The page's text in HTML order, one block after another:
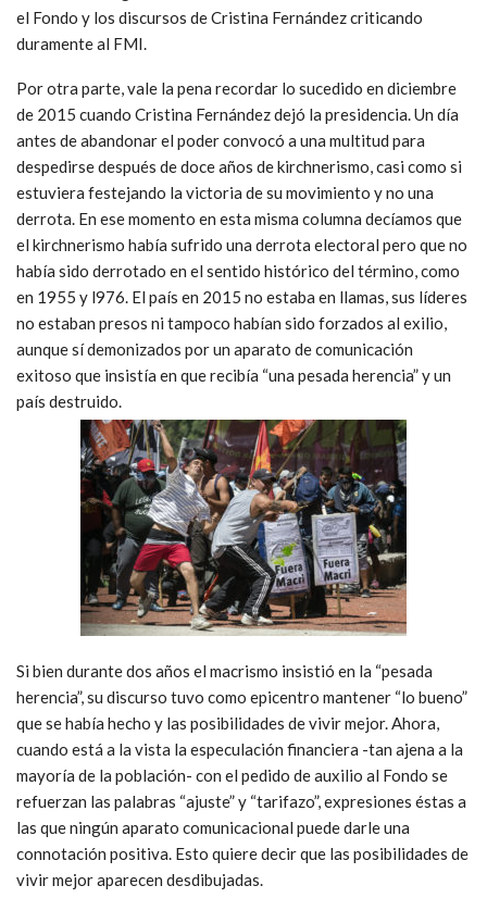
el Fondo y los discursos de Cristina Fernández criticando
duramente al FMI.
Por otra parte, vale la pena recordar lo sucedido en diciembre
de 2015 cuando Cristina Fernández dejó la presidencia. Un día
antes de abandonar el poder convocó a una multitud para
despedirse después de doce años de kirchnerismo, casi como si
estuviera festejando la victoria de su movimiento y no una
derrota. En ese momento en esta misma columna decíamos que
el kirchnerismo había sufrido una derrota electoral pero que no
había sido derrotado en el sentido histórico del término, como
en 1955 y l976. El país en 2015 no estaba en llamas, sus líderes
no estaban presos ni tampoco habían sido forzados al exilio,
aunque sí demonizados por un aparato de comunicación
exitoso que insistía en que recibía “una pesada herencia” y un
país destruido.
Si bien durante dos años el macrismo insistió en la “pesada
herencia”, su discurso tuvo como epicentro mantener “lo bueno”
que se había hecho y las posibilidades de vivir mejor. Ahora,
cuando está a la vista la especulación financiera -tan ajena a la
mayoría de la población- con el pedido de auxilio al Fondo se
refuerzan las palabras “ajuste” y “tarifazo”, expresiones éstas a
las que ningún aparato comunicacional puede darle una
connotación positiva. Esto quiere decir que las posibilidades de
vivir mejor aparecen desdibujadas.